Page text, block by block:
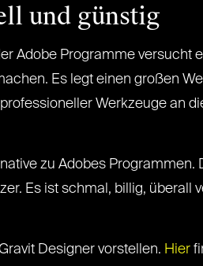
und günstig
Adobe Programme versucht
Es legt einen großen
Werkzeuge an
zu Adobes
Es ist schmal, billig, überall
Designer vorstellen. Hier